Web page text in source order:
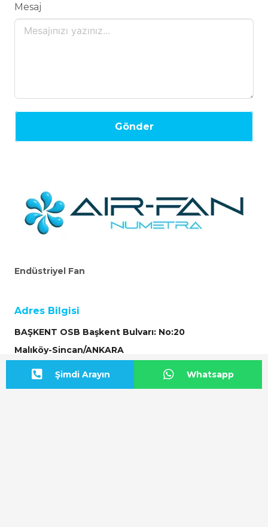
Mesaj
Gönder
Endüstriyel Fan
Adres Bilgisi
BAŞKENT OSB Başkent Bulvarı: No:20
Malıköy-Sincan/ANKARA
Şimdi Arayın Whatsapp